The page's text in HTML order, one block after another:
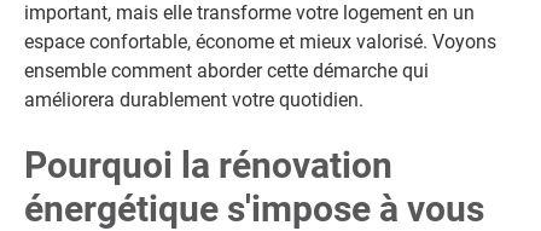
important, mais elle transforme votre logement en un
espace confortable, économe et mieux valorisé. Voyons
ensemble comment aborder cette démarche qui
améliorera durablement votre quotidien.
Pourquoi la rénovation
énergétique s'impose à vous